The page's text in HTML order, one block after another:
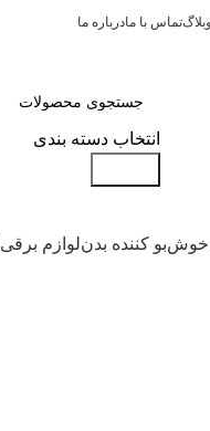
وبلاگتماس با مادرباره ما
انتخاب دسته بندی
خوش‌بو کننده بدنلوازم برقی